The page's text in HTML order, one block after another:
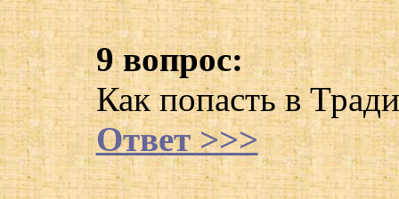
9 вопрос:
Как попасть в
Ответ >>>